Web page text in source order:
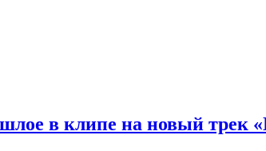
в клипе на новый трек